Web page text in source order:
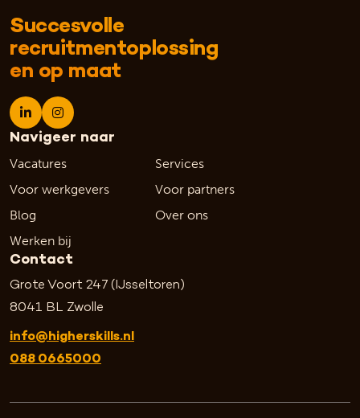
Succesvolle
recruitmentoplossing
en op maat
Navigeer naar
Vacatures
Services
Voor werkgevers
Voor partners
Blog
Over ons
Werken bij
Contact
Grote Voort 247 (IJsseltoren)
8041 BL Zwolle
info@higherskills.nl
088 0665000